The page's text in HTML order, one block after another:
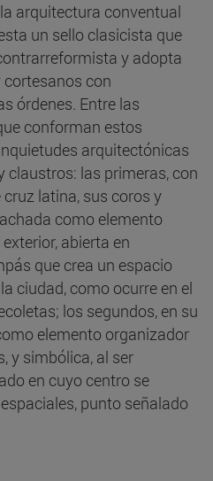
arquitectura conventual
un sello clasicista que
y adopta
con
órdenes. Entre las
conforman estos
arquitectónicas
claustros: las primeras, con
latina, sus coros y
como elemento
abierta en
que crea un espacio
ciudad, como ocurre en el
los segundos, en su
elemento organizador
y simbólica, al ser
en cuyo centro se
punto señalado